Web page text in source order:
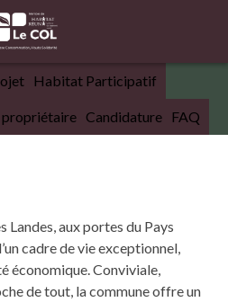
Habitat Participatif
propriétaire Candidature FAQ
Landes, aux portes du Pays
cadre de vie exceptionnel,
économique. Conviviale,
de tout, la commune offre un